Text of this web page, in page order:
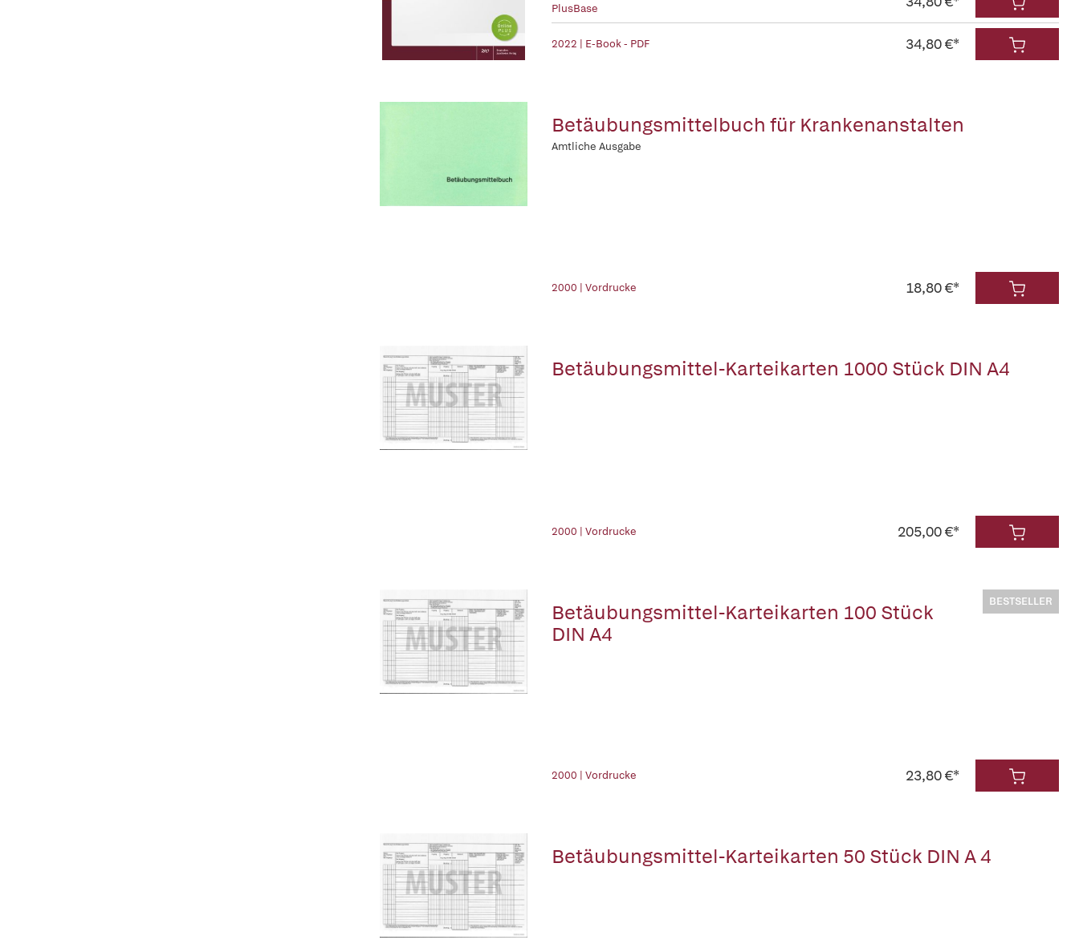
PlusBase
2022 | E-Book - PDF 34,80 €*
Betäubungsmittelbuch für Krankenanstalten
Amtliche Ausgabe
2000 | Vordrucke 18,80 €*
Betäubungsmittel-Karteikarten 1000 Stück DIN A4
2000 | Vordrucke 205,00 €*
Betäubungsmittel-Karteikarten 100 Stück
DIN A4
BESTSELLER
2000 | Vordrucke 23,80 €*
Betäubungsmittel-Karteikarten 50 Stück DIN A 4